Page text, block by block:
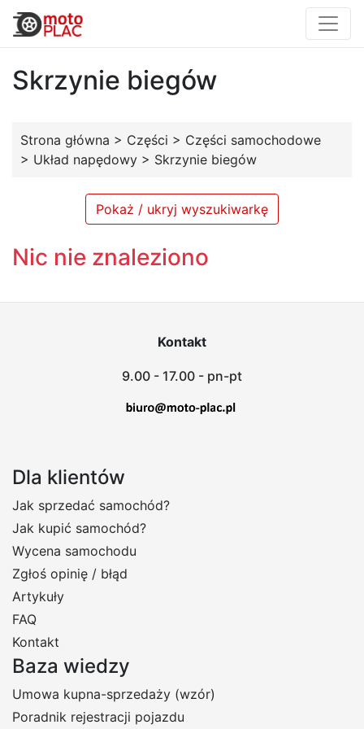
Skrzynie biegów
Strona główna > Części > Części samochodowe
> Układ napędowy > Skrzynie biegów
Pokaż / ukryj wyszukiwarkę
Nic nie znaleziono
Kontakt
9.00 - 17.00 - pn-pt
Dla klientów
Jak sprzedać samochód?
Jak kupić samochód?
Wycena samochodu
Zgłoś opinię / błąd
Artykuły
FAQ
Kontakt
Baza wiedzy
Umowa kupna-sprzedaży (wzór)
Poradnik rejestracji pojazdu